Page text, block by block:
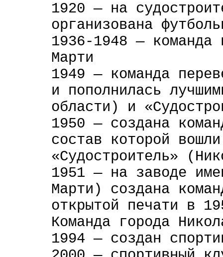
1920 — на
организована
1936-1948 — команда
Марти
1949 — команда
и пополнилась
области) и
1950 — создана
состав которой
«Судостроитель»
1951 — на заводе
Марти) создана
открытой печати в
Команда города
1994 — создан